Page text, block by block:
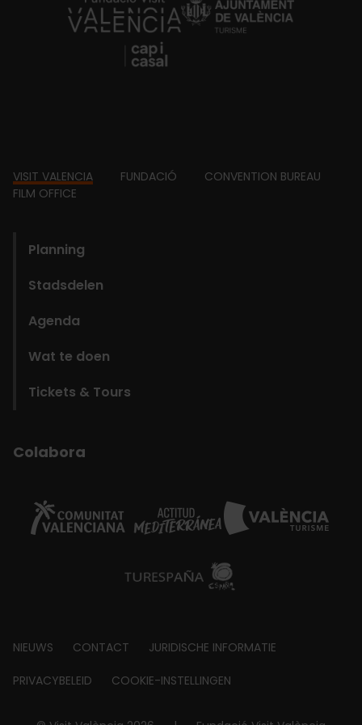
https://fundacion.visitvalencia.com/
Footer
VISIT VALENCIA FUNDACIÓ
CONVENTION BUREAU
FILM OFFICE
Planning
Stadsdelen
Agenda
Wat te doen
Tickets & Tours
Colabora
Footer
about
NIEUWS CONTACT JURIDISCHE INFORMATIE
PRIVACYBELEID COOKIE-INSTELLINGEN